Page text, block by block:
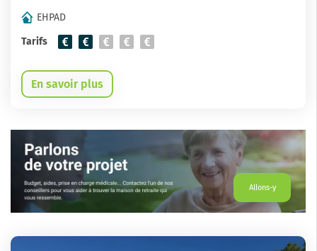
EHPAD
Tarifs
En savoir plus
Allons-y